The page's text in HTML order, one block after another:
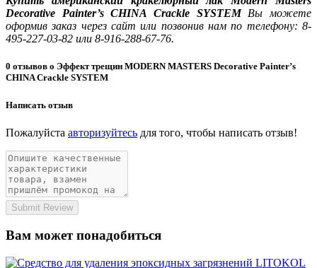
Decorative Painter’s CHINA Crackle SYSTEMВы можете
оформив заказ через сайт или позвонив нам по телефону: 8-
495-227-03-82 или 8-916-288-67-76.
0 отзывов о Эффект трещин MODERN MASTERS Decorative Painter’s
CHINA Crackle SYSTEM
Написать отзыв
Пожалуйста авторизуйтесь для того, чтобы написать отзыв!
Submit Review
Вам может понадобиться